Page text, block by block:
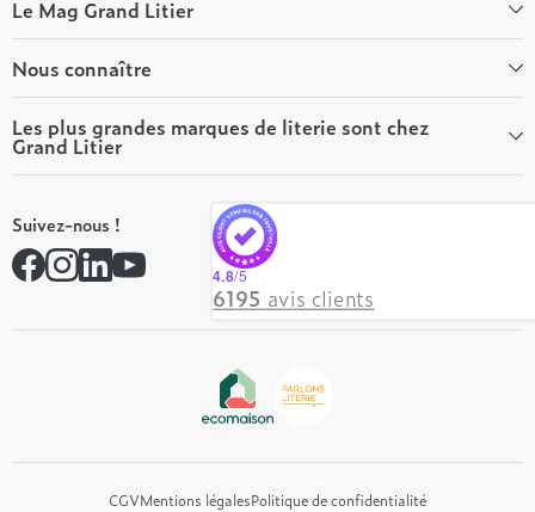
Le Mag Grand Litier
Bien-être
Conseils literie
Tous les articles du Mag
Tous nos guides
Nous connaître
Qui sommes-nous ?
Nos valeurs
Nos engagements
Rejoindre notre réseau
Contactez-nous
Les plus grandes marques de literie sont chez
Grand Litier
André Renault
Simmons
Hôtel & Lodge
Suivez-nous !
4.8/5
6195 avis clients
CGVMentions légalesPolitique de confidentialité